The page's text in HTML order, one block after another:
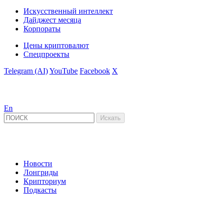
Искусственный интеллект
Дайджест месяца
Корпораты
Цены криптовалют
Спецпроекты
Telegram (AI)YouTube Facebook X
En
Новости
Лонгриды
Крипториум
Подкасты